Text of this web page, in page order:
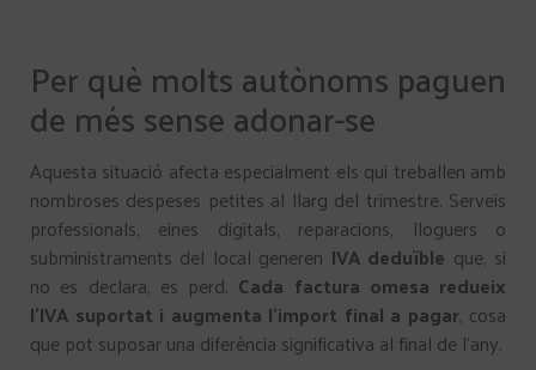
Per què molts autònoms paguen
de més sense adonar-se
Aquesta situació afecta especialment els qui treballen amb
nombroses despeses petites al llarg del trimestre. Serveis
professionals, eines digitals, reparacions, lloguers o
subministraments del local generen IVA deduïble que, si
no es declara, es perd. Cada factura omesa redueix
l’IVA suportat i augmenta l’import final a pagar, cosa
que pot suposar una diferència significativa al final de l’any.